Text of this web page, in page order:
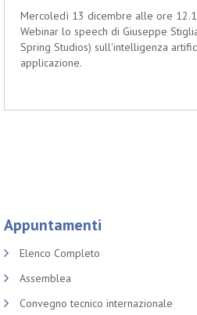
Mercoledì 13 dicembre alle ore
Webinar lo speech di Giuseppe
Spring Studios) sull'intelligenza
applicazione.
Appuntamenti
Elenco Completo
Assemblea
Convegno tecnico internazionale